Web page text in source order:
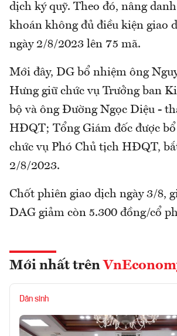
dịch ký quỹ. Theo đó, nâng
khoán không đủ điều kiện giao
ngày 2/8/2023 lên 75 mã.
Mới đây, DG bổ nhiệm ông
Hưng giữ chức vụ Trưởng ban
bộ và ông Đường Ngọc Diệu -
HĐQT; Tổng Giám đốc được
chức vụ Phó Chủ tịch HĐQT,
2/8/2023.
Chốt phiên giao dịch ngày 3/8,
DAG giảm còn 5.300 đồng/cổ
Mới nhất trên
Dân sinh